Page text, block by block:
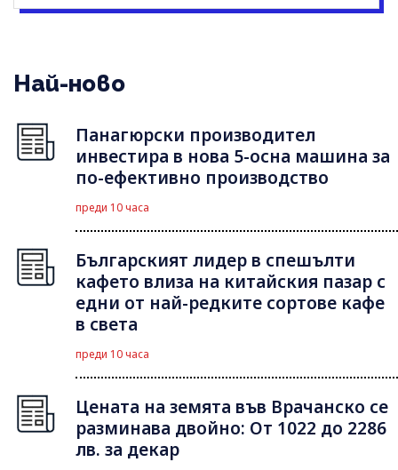
Най-ново
Панагюрски производител
инвестира в нова 5-осна машина за
по-ефективно производство
преди 10 часа
Българският лидер в спешълти
кафето влиза на китайския пазар с
едни от най-редките сортове кафе
в света
преди 10 часа
Цената на земята във Врачанско се
разминава двойно: От 1022 до 2286
лв. за декар